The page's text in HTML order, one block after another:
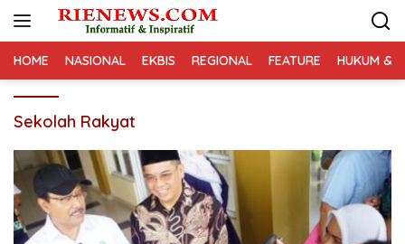
HOME NASIONAL EKBIS REGIONAL FEATURE HUKUM &
Sekolah Rakyat